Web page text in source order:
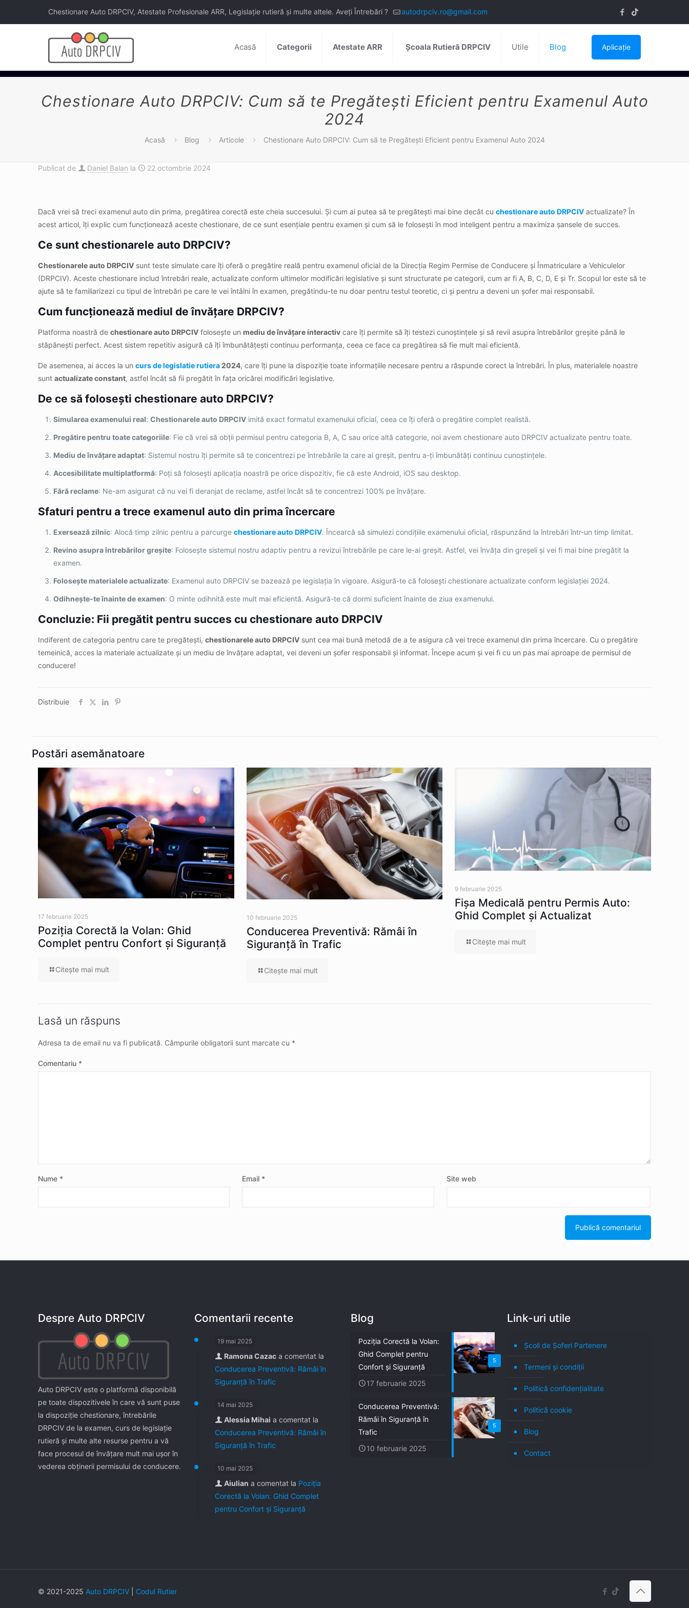
Chestionare Auto DRPCIV, Atestate Profesionale ARR, Legislație rutieră și multe altele. Aveți Întrebări ? autodrpciv.ro@gmail.com
Acasă Categorii Atestate ARR Școala Rutieră DRPCIV Utile Blog Aplicație
Chestionare Auto DRPCIV: Cum să te Pregătești Eficient pentru Examenul Auto
2024
Acasă Blog Articole Chestionare Auto DRPCIV: Cum să te Pregătești Eficient pentru Examenul Auto 2024
Publicat de Daniel Balan la 22 octombrie 2024
Dacă vrei să treci examenul auto din prima, pregătirea corectă este cheia succesului. Și cum ai putea să te pregătești mai bine decât cuchestionare auto DRPCIV actualizate? În
acest articol, îți explic cum funcționează aceste chestionare, de ce sunt esențiale pentru examen și cum să le folosești în mod inteligent pentru a maximiza șansele de succes.
Ce sunt chestionarele auto DRPCIV?
Chestionarele auto DRPCIV sunt teste simulate care îți oferă o pregătire reală pentru examenul oficial de la Direcția Regim Permise de Conducere și Înmatriculare a Vehiculelor
(DRPCIV). Aceste chestionare includ întrebări reale, actualizate conform ultimelor modificări legislative și sunt structurate pe categorii, cum ar fi A, B, C, D, E și Tr. Scopul lor este să te
ajute să te familiarizezi cu tipul de întrebări pe care le vei întâlni în examen, pregătindu-te nu doar pentru testul teoretic, ci și pentru a deveni un șofer mai responsabil.
Cum funcționează mediul de învățare DRPCIV?
Platforma noastră dechestionare auto DRPCIV folosește unmediu de învățare interactiv care îți permite să îți testezi cunoștințele și să revii asupra întrebărilor greșite până le
stăpânești perfect. Acest sistem repetitiv asigură că îți îmbunătățești continuu performanța, ceea ce face ca pregătirea să fie mult mai eficientă.
De asemenea, ai acces la uncurs de legislatie rutiera2024, care îți pune la dispoziție toate informațiile necesare pentru a răspunde corect la întrebări. În plus, materialele noastre
suntactualizate constant, astfel încât să fii pregătit în fața oricărei modificări legislative.
De ce să folosești chestionare auto DRPCIV?
Simularea examenului real:Chestionarele auto DRPCIV imită exact formatul examenului oficial, ceea ce îți oferă o pregătire complet realistă.
Pregătire pentru toate categoriile: Fie că vrei să obții permisul pentru categoria B, A, C sau orice altă categorie, noi avem chestionare auto DRPCIV actualizate pentru toate.
Mediu de învățare adaptat: Sistemul nostru îți permite să te concentrezi pe întrebările la care ai greșit, pentru a-ți îmbunătăți continuu cunoștințele.
Accesibilitate multiplatformă: Poți să folosești aplicația noastră pe orice dispozitiv, fie că este Android, iOS sau desktop.
Fără reclame: Ne-am asigurat că nu vei fi deranjat de reclame, astfel încât să te concentrezi 100% pe învățare.
Sfaturi pentru a trece examenul auto din prima încercare
Exersează zilnic: Alocă timp zilnic pentru a parcurgechestionare auto DRPCIV. Încearcă să simulezi condițiile examenului oficial, răspunzând la întrebări într-un timp limitat.
Revino asupra întrebărilor greșite: Folosește sistemul nostru adaptiv pentru a revizui întrebările pe care le-ai greșit. Astfel, vei învăța din greșeli și vei fi mai bine pregătit la
examen.
Folosește materialele actualizate: Examenul auto DRPCIV se bazează pe legislația în vigoare. Asigură-te că folosești chestionare actualizate conform legislației 2024.
Odihnește-te înainte de examen: O minte odihnită este mult mai eficientă. Asigură-te că dormi suficient înainte de ziua examenului.
Concluzie: Fii pregătit pentru succes cu chestionare auto DRPCIV
Indiferent de categoria pentru care te pregătești,chestionarele auto DRPCIV sunt cea mai bună metodă de a te asigura că vei trece examenul din prima încercare. Cu o pregătire
temeinică, acces la materiale actualizate și un mediu de învățare adaptat, vei deveni un șofer responsabil și informat. Începe acum și vei fi cu un pas mai aproape de permisul de
conducere!
Distribuie
Postări asemănatoare
17 februarie 2025
Poziția Corectă la Volan: Ghid
Complet pentru Confort și Siguranță
Citeşte mai mult
10 februarie 2025
Conducerea Preventivă: Rămâi în
Siguranță în Trafic
Citeşte mai mult
9 februarie 2025
Fișa Medicală pentru Permis Auto:
Ghid Complet și Actualizat
Citeşte mai mult
Lasă un răspuns
Adresa ta de email nu va fi publicată. Câmpurile obligatorii sunt marcate cu *
Comentariu *
Nume * Email * Site web
Despre Auto DRPCIV
Auto DRPCIV este o platformă disponibilă
pe toate dispozitivele în care vă sunt puse
la dispoziţie chestionare, întrebările
DRPCIV de la examen, curs de legislaţie
rutieră şi multe alte resurse pentru a vă
face procesul de învăţare mult mai uşor în
vederea obţinerii permisului de conducere.
Comentarii recente
19 mai 2025
Ramona Cazac a comentat la
Conducerea Preventivă: Rămâi în
Siguranță în Trafic
14 mai 2025
Alessia Mihai a comentat la
Conducerea Preventivă: Rămâi în
Siguranță în Trafic
10 mai 2025
Aiulian a comentat la Poziția
Corectă la Volan: Ghid Complet
pentru Confort și Siguranță
Blog
5
Poziția Corectă la Volan:
Ghid Complet pentru
Confort și Siguranță
17 februarie 2025
5
Conducerea Preventivă:
Rămâi în Siguranță în
Trafic
10 februarie 2025
Link-uri utile
Școli de Șoferi Partenere
Termeni şi condiţii
Politică confidenţialitate
Politică cookie
Blog
Contact
© 2021-2025 Auto DRPCIV Codul Rutier